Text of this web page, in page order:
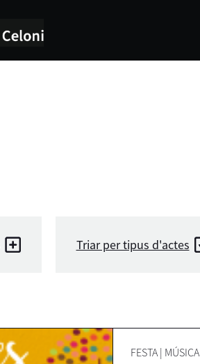
Triar per tipus d'actes
FESTA | MÚSICA